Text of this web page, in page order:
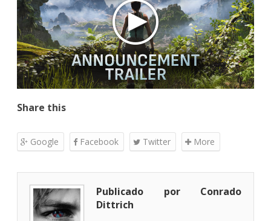
Share this
Google Facebook Twitter More
Publicado por Conrado
Dittrich